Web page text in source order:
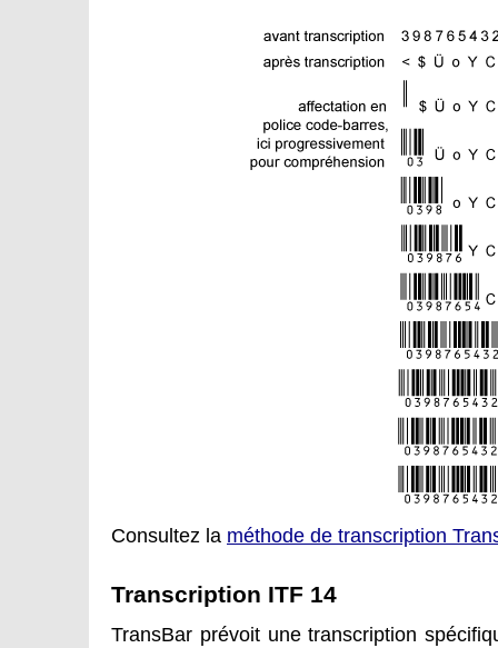
Consultez la méthode de transcription
Transcription ITF 14
TransBar prévoit une transcription